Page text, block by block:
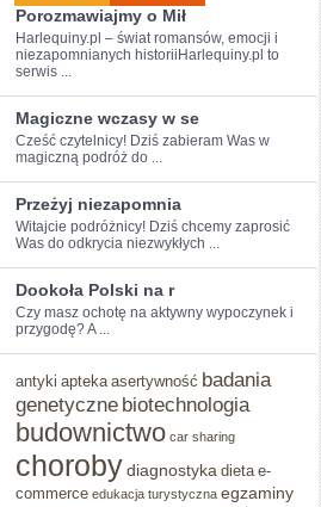
Porozmawiajmy o Mił
Harlequiny.pl – świat romansów, emocji i
niezapomnianych historiiHarlequiny.pl to
serwis ...
Magiczne wczasy w se
Cześć czytelnicy! Dziś‌ zabieram Was ⁣w
magiczną podróż do ...
Przeżyj niezapomnia
Witajcie podróżnicy! Dziś chcemy zaprosić
Was do ‌odkrycia niezwykłych ...
Dookoła Polski na r
Czy⁤ masz ochotę na aktywny wypoczynek ​i
przygodę? A ...
antyki apteka asertywność badania
genetyczne biotechnologia
budownictwo car sharing
chorobydiagnostyka dieta e-
commerce edukacja turystyczna egzaminy